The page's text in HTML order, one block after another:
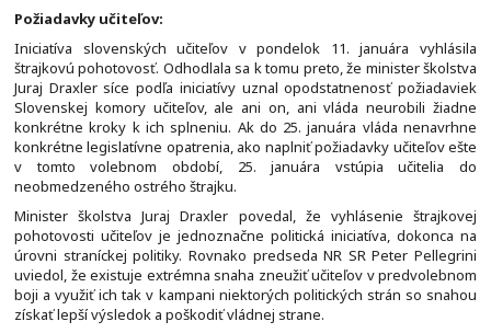
Požiadavky učiteľov:
Iniciatíva slovenských učiteľov v pondelok 11. januára vyhlásila
štrajkovú pohotovosť. Odhodlala sa k tomu preto, že minister školstva
Juraj Draxler síce podľa iniciatívy uznal opodstatnenosť požiadaviek
Slovenskej komory učiteľov, ale ani on, ani vláda neurobili žiadne
konkrétne kroky k ich splneniu. Ak do 25. januára vláda nenavrhne
konkrétne legislatívne opatrenia, ako naplniť požiadavky učiteľov ešte
v tomto volebnom období, 25. januára vstúpia učitelia do
neobmedzeného ostrého štrajku.
Minister školstva Juraj Draxler povedal, že vyhlásenie štrajkovej
pohotovosti učiteľov je jednoznačne politická iniciatíva, dokonca na
úrovni straníckej politiky. Rovnako predseda NR SR Peter Pellegrini
uviedol, že existuje extrémna snaha zneužiť učiteľov v predvolebnom
boji a využiť ich tak v kampani niektorých politických strán so snahou
získať lepší výsledok a poškodiť vládnej strane.